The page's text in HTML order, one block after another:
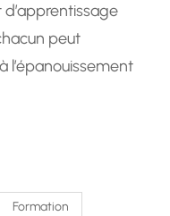
peut
l’épanouissement
Formation